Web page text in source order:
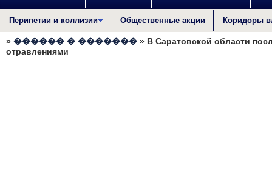
Перипетии и коллизии Общественные акции Коридоры
» ������ � ������� » В Саратовской области
отравлениями